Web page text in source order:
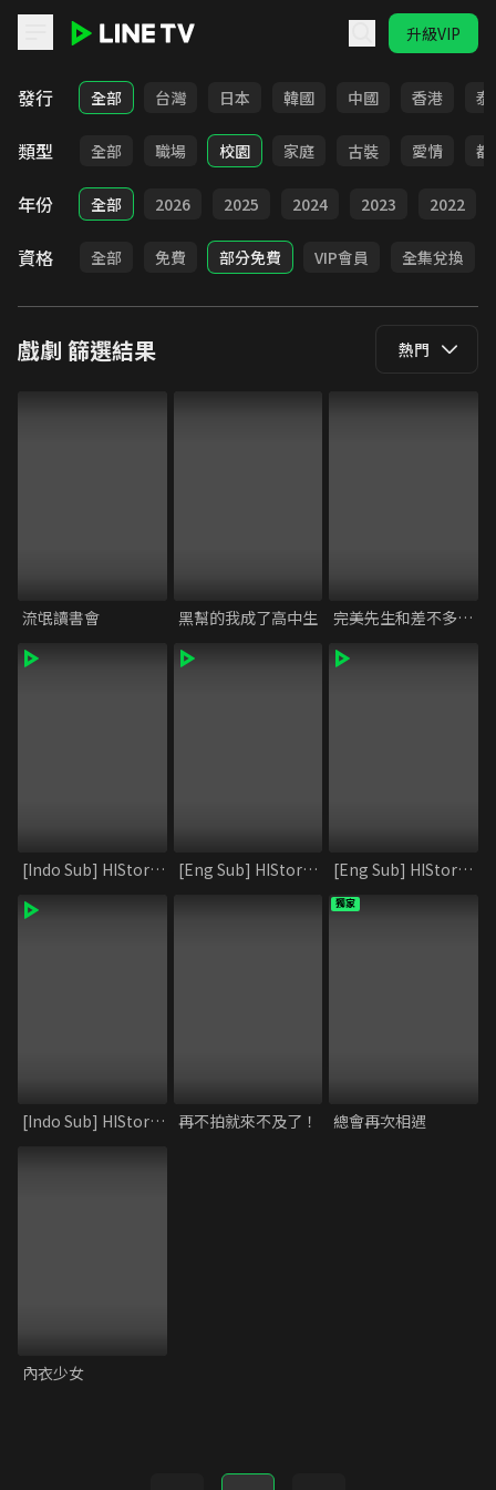
升級VIP
LINE TV - 戲劇
發行 全部 台灣 日本 韓國 中國 香港 泰
類型 全部 職場 校園 家庭 古裝 愛情 都
年份 全部 2026 2025 2024 2023 2022
資格 全部 免費 部分免費 VIP會員 全集兌換
戲劇 篩選結果 熱門
流氓讀書會 黑幫的我成了高中生 完美先生和差不多小姐
[Indo Sub] HIStory2_Shi and Fei [Eng Sub] HIStory2_Crossing the Line [Eng Sub] HIStory2_Shi and Fei
[Indo Sub] HIStory2_Crossing the Line 再不拍就來不及了！
獨家
總會再次相遇
內衣少女